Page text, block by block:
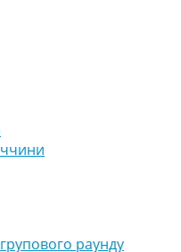
раунду